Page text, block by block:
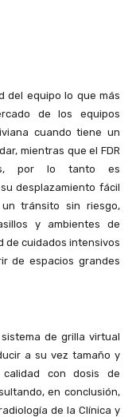
del equipo lo que más
de los equipos
cuando tiene un
mientras que el FDR
por lo tanto es
desplazamiento fácil
tránsito sin riesgo,
y ambientes de
de cuidados intensivos
de espacios grandes
de grilla virtual
a su vez tamaño y
con dosis de
en conclusión,
de la Clínica y